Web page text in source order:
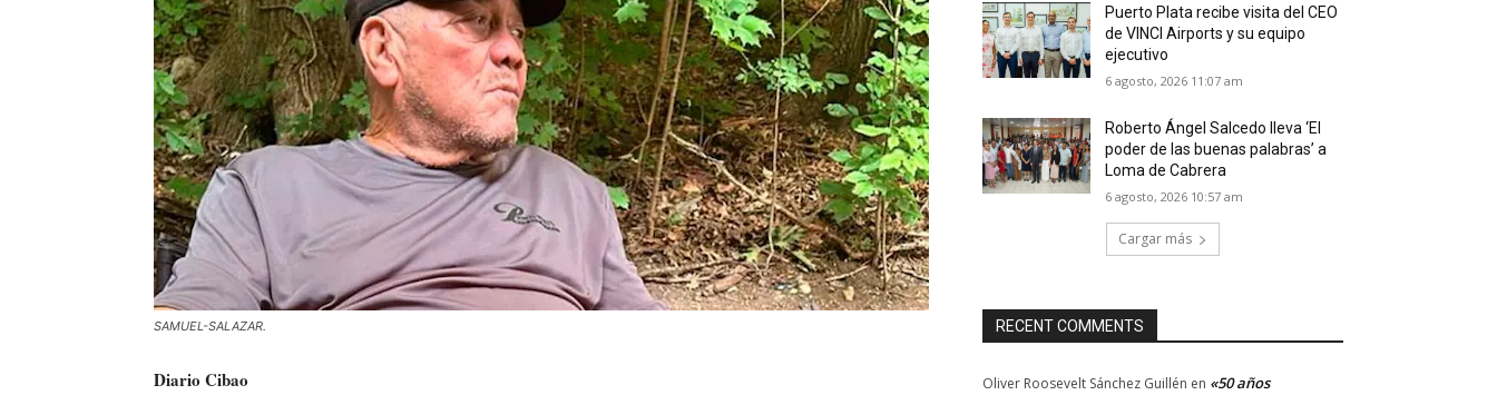
SAMUEL-SALAZAR.
Diario Cibao
Puerto Plata recibe visita del CEO
de VINCI Airports y su equipo
ejecutivo
6 agosto, 2026 11:07 am
Roberto Ángel Salcedo lleva ‘El
poder de las buenas palabras’ a
Loma de Cabrera
6 agosto, 2026 10:57 am
Cargar más
RECENT COMMENTS
Oliver Roosevelt Sánchez Guillén en «50 años